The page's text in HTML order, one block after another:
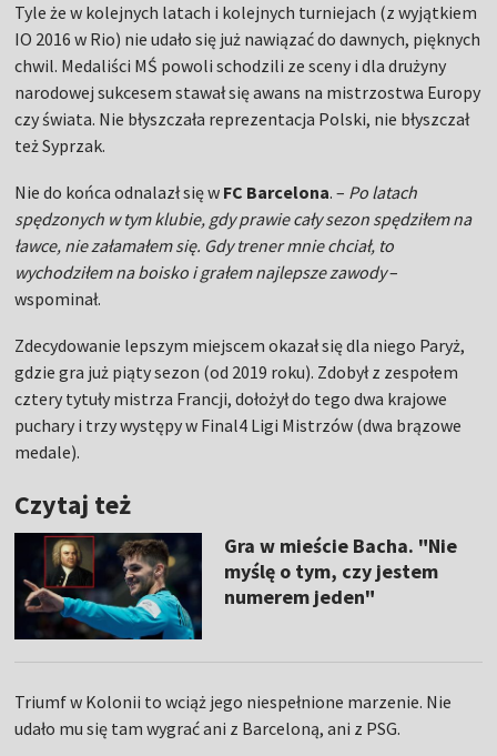
Tyle że w kolejnych latach i kolejnych turniejach (z wyjątkiem
IO 2016 w Rio) nie udało się już nawiązać do dawnych, pięknych
chwil. Medaliści MŚ powoli schodzili ze sceny i dla drużyny
narodowej sukcesem stawał się awans na mistrzostwa Europy
czy świata. Nie błyszczała reprezentacja Polski, nie błyszczał
też Syprzak.
Nie do końca odnalazł się w FC Barcelona. – Po latach
spędzonych w tym klubie, gdy prawie cały sezon spędziłem na
ławce, nie załamałem się. Gdy trener mnie chciał, to
wychodziłem na boisko i grałem najlepsze zawody–
wspominał.
Zdecydowanie lepszym miejscem okazał się dla niego Paryż,
gdzie gra już piąty sezon (od 2019 roku). Zdobył z zespołem
cztery tytuły mistrza Francji, dołożył do tego dwa krajowe
puchary i trzy występy w Final4 Ligi Mistrzów (dwa brązowe
medale).
Czytaj też
Gra w mieście Bacha. "Nie
myślę o tym, czy jestem
numerem jeden"
Triumf w Kolonii to wciąż jego niespełnione marzenie. Nie
udało mu się tam wygrać ani z Barceloną, ani z PSG.